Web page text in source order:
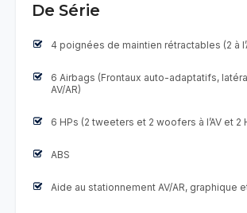
De Série
4 poignées de maintien rétractables (2 à
6 Airbags (Frontaux auto-adaptatifs,
AV/AR)
6 HPs (2 tweeters et 2 woofers à l’AV et 2
ABS
Aide au stationnement AV/AR, graphique